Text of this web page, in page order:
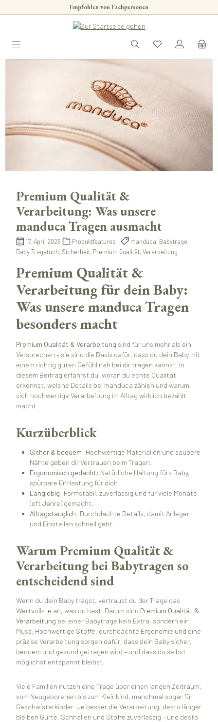
Zum Hauptinhalt springenEmpfohlen von Fachpersonen
Premium Qualität &
Verarbeitung: Was unsere
manduca Tragen ausmacht
17. April 2026 Produktfeatures
manduca, Babytrage,
Baby Tragetuch, Sicherheit, Premium Qualität, Verarbeitung
Premium Qualität &
Verarbeitung für dein Baby:
Was unsere manduca Tragen
besonders macht
Premium Qualität & Verarbeitung sind für uns mehr als ein
Versprechen – sie sind die Basis dafür, dass du dein Baby mit
einem richtig guten Gefühl nah bei dir tragen kannst. In
diesem Beitrag erfährst du, woran du echte Qualität
erkennst, welche Details bei manduca zählen und warum
sich hochwertige Verarbeitung im Alltag wirklich bezahlt
macht.
Kurzüberblick
Sicher & bequem: Hochwertige Materialien und saubere
Nähte geben dir Vertrauen beim Tragen.
Ergonomisch gedacht: Natürliche Haltung fürs Baby,
spürbare Entlastung für dich.
Langlebig: Formstabil, zuverlässig und für viele Monate
(oft Jahre) gemacht.
Alltagstauglich: Durchdachte Details, damit Anlegen
und Einstellen schnell geht.
Warum Premium Qualität &
Verarbeitung bei Babytragen so
entscheidend sind
Wenn du dein Baby trägst, vertraust du der Trage das
Wertvollste an, was du hast. Darum sind Premium Qualität &
Verarbeitung bei einer Babytrage kein Extra, sondern ein
Muss. Hochwertige Stoffe, durchdachte Ergonomie und eine
präzise Verarbeitung sorgen dafür, dass dein Baby sicher,
bequem und gesund getragen wird – und dass du selbst
möglichst entspannt bleibst.
Viele Familien nutzen eine Trage über einen langen Zeitraum:
vom Neugeborenen bis zum Kleinkind, manchmal sogar für
Geschwisterkinder. Je besser die Verarbeitung, desto länger
bleiben Gurte, Schnallen und Stoffe zuverlässig – und desto